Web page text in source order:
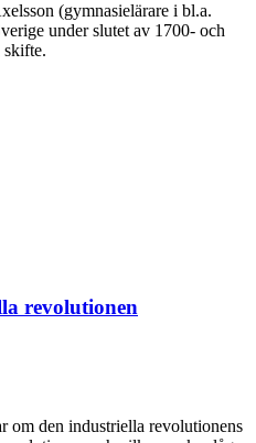
(gymnasielärare i bl.a.
under slutet av 1700- och
skifte.
revolutionen
om den industriella revolutionens